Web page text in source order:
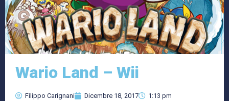
Wario Land – Wii
Filippo Carignani Dicembre 18, 2017
1:13 pm